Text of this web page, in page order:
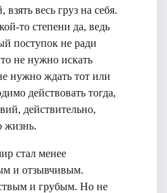
весь груз на себя.
то степени да, ведь
поступок не ради
не нужно искать
нужно​ ждать тот или
действовать тогда,
действительно,
жизнь.
стал менее
и отзывчивым.
и грубым. Но не